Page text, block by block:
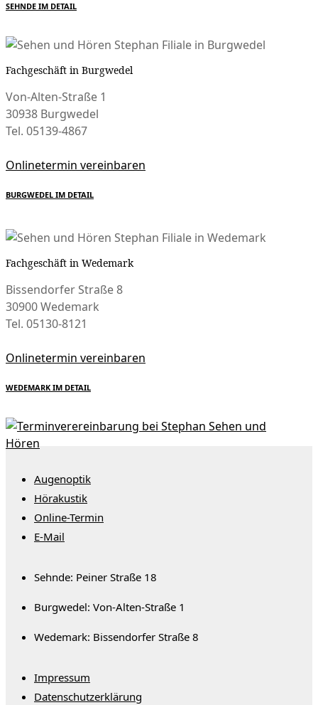
SEHNDE IM DETAIL
Fachgeschäft in Burgwedel
Von-Alten-Straße 1
30938 Burgwedel
Tel. 05139-4867
Onlinetermin vereinbaren
BURGWEDEL IM DETAIL
Fachgeschäft in Wedemark
Bissendorfer Straße 8
30900 Wedemark
Tel. 05130-8121
Onlinetermin vereinbaren
WEDEMARK IM DETAIL
Augenoptik
Hörakustik
Online-Termin
E-Mail
Sehnde: Peiner Straße 18
Burgwedel: Von-Alten-Straße 1
Wedemark: Bissendorfer Straße 8
Impressum
Datenschutzerklärung